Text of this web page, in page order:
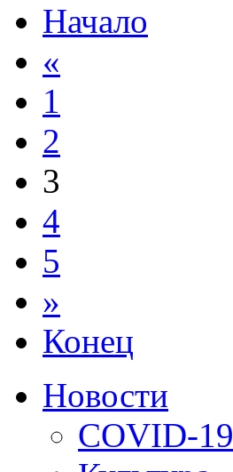
Начало
«
1
2
3
4
5
»
Конец
Новости
COVID-19